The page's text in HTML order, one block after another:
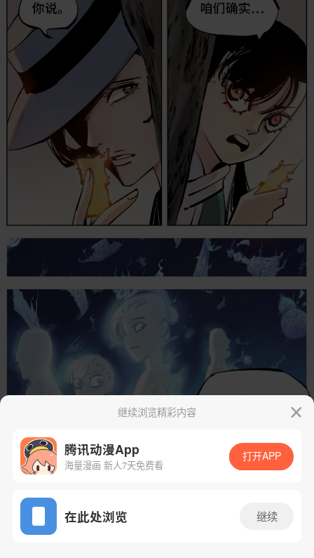
App免费看
继续浏览精彩内容
腾讯动漫App
海量漫画 新人7天免费看
打开APP
在此处浏览 继续